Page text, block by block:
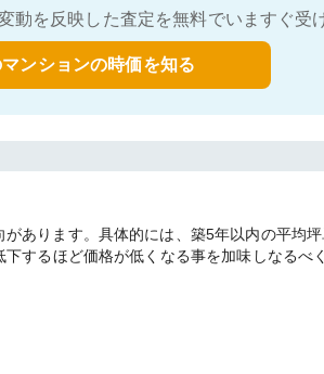
動を反映した査定を無料でいますぐ
ンションの時価を知る
あります。具体的には、築5年以内の平均
するほど価格が低くなる事を加味しなるべ